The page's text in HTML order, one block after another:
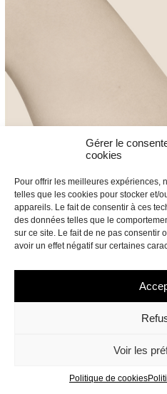
Gérer le
cookies
Pour offrir les meilleures expériences,
telles que les cookies pour stocker et/
appareils. Le fait de consentir à ces
des données telles que le
sur ce site. Le fait de ne pas consentir
avoir un effet négatif sur certaines
Voir les
Politique de cookies